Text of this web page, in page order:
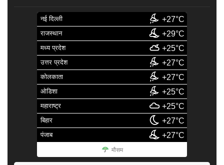
नई दिल्ली +27°C
राजस्थान +29°C
मध्य प्रदेश +25°C
उत्तर प्रदेश +27°C
कोलकाता +27°C
ओडिशा +25°C
महाराष्ट्र +25°C
बिहार +27°C
पंजाब +27°C
मौसम